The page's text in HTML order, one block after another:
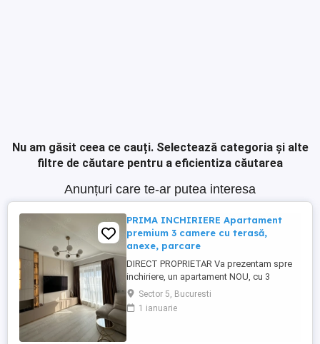
Nu am găsit ceea ce cauți. Selectează categoria și alte
filtre de căutare pentru a eficientiza căutarea
Anunțuri care te-ar putea interesa
PRIMA INCHIRIERE Apartament
premium 3 camere cu terasă,
anexe, parcare
DIRECT PROPRIETAR Va prezentam spre
inchiriere, un apartament NOU, cu 3
camere, DECOMANDAT, finisat PREMIUM,
complet MOBILAT si UTILAT - LA CHEIE,
cu TERASA privata mare si PARCARE
Sector 5, Bucuresti
1 ianuarie